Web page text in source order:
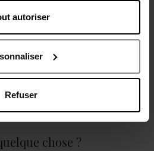
autoriser
Refuser
chose ?